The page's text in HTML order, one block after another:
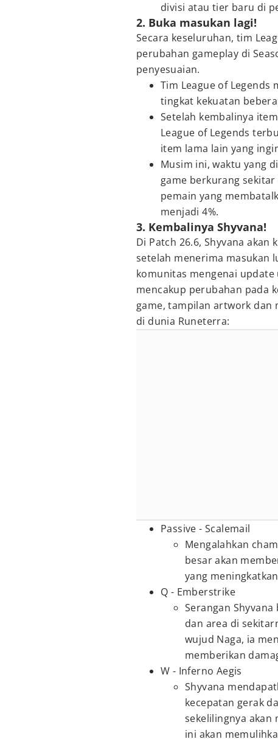
divisi atau tier baru di
2. Buka masukan lagi!
Secara keseluruhan, tim
perubahan gameplay di
penyesuaian.
Tim League of
tingkat kekuatan
Setelah kembalinya
League of Legends
item lama lain yang
Musim ini, waktu yang
game berkurang
pemain yang
menjadi 4%.
3. Kembalinya Shyvana!
Di Patch 26.6, Shyvana
setelah menerima masukan
komunitas mengenai
mencakup perubahan pada
game, tampilan artwork dan
di dunia Runeterra:
Passive - Scalemail
Mengalahkan
besar akan
yang
Q - Emberstrike
Serangan
dan area di
wujud Naga, ia
memberikan
W - Inferno Aegis
Shyvana
kecepatan gerak
sekelilingnya akan
ini akan